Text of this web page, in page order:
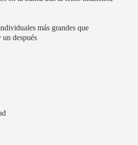
más grandes que
un después